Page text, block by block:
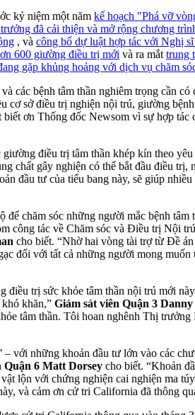
kỷ niệm một năm kế hoạch "Phá vỡ
đã cải thiện và mở rộng chương
, và công bố dự luật hợp tác với Nghị
600 giường điều trị mới và ra mắt trung
gặp khủng hoảng với dịch vụ chăm
các bệnh tâm thần nghiêm trọng cần
sở điều trị nghiện nội trú, giường
ơn Thống đốc Newsom vì sự hợp
điều trị tâm thần khép kín theo
chất gây nghiện có thể bắt đầu điều
đầu tư của tiểu bang này, sẽ giúp
chăm sóc những người mắc bệnh
tác về Chăm sóc và Điều trị Nội
cho biết. “Nhờ hai vòng tài trợ từ Đề
đối với tất cả những người mong
trị sức khỏe tâm thần nội trú mới
khăn,” Giám sát viên Quận 3
tâm thần. Tôi hoan nghênh Thị
với những khoản đầu tư lớn vào các
Quận 6 Matt Dorsey cho biết. “Khoản
lộn với chứng nghiện cai nghiện ma
và cảm ơn cử tri California đã thông